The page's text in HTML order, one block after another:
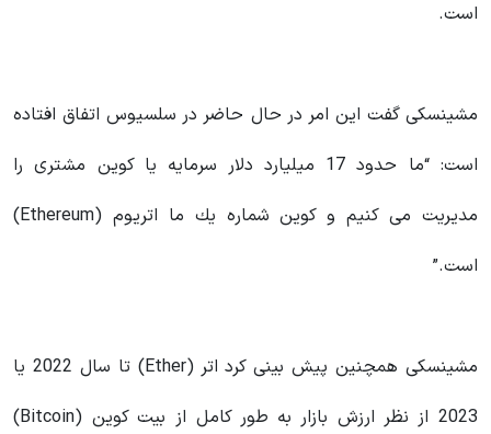
است.
مشینسکی گفت این امر در حال حاضر در سلسیوس اتفاق افتاده
است: “ما حدود 17 میلیارد دلار سرمایه یا کوین مشتری را
مدیریت می كنیم و کوین شماره یك ما اتریوم (Ethereum)
است.”
مشینسکی همچنین پیش بینی کرد اتر (Ether) تا سال 2022 یا
2023 از نظر ارزش بازار به طور کامل از بیت کوین (Bitcoin)